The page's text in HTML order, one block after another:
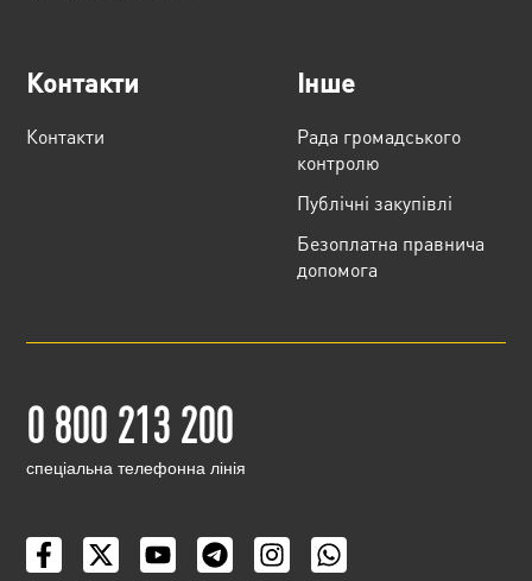
Контакти
Контакти
Інше
Рада громадського
контролю
Публічні закупівлі
Безоплатна правнича
допомога
0 800 213 200
cпеціальна телефонна лінія